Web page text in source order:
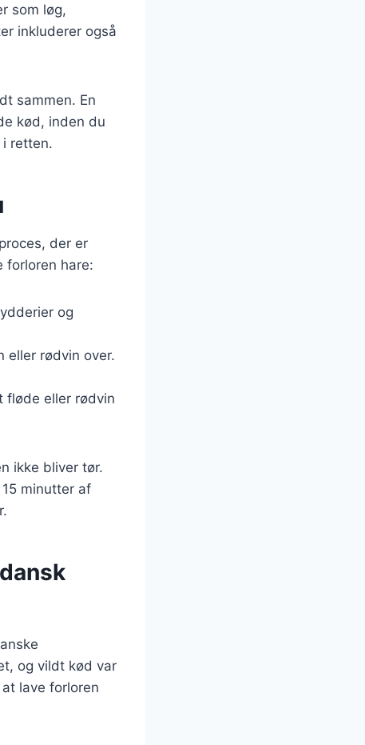
som løg,
inkluderer også
sammen. En
kød, inden du
retten.
der er
hare:
og
rødvin over.
fløde eller rødvin
ikke bliver tør.
minutter af
og vildt kød var
lave forloren